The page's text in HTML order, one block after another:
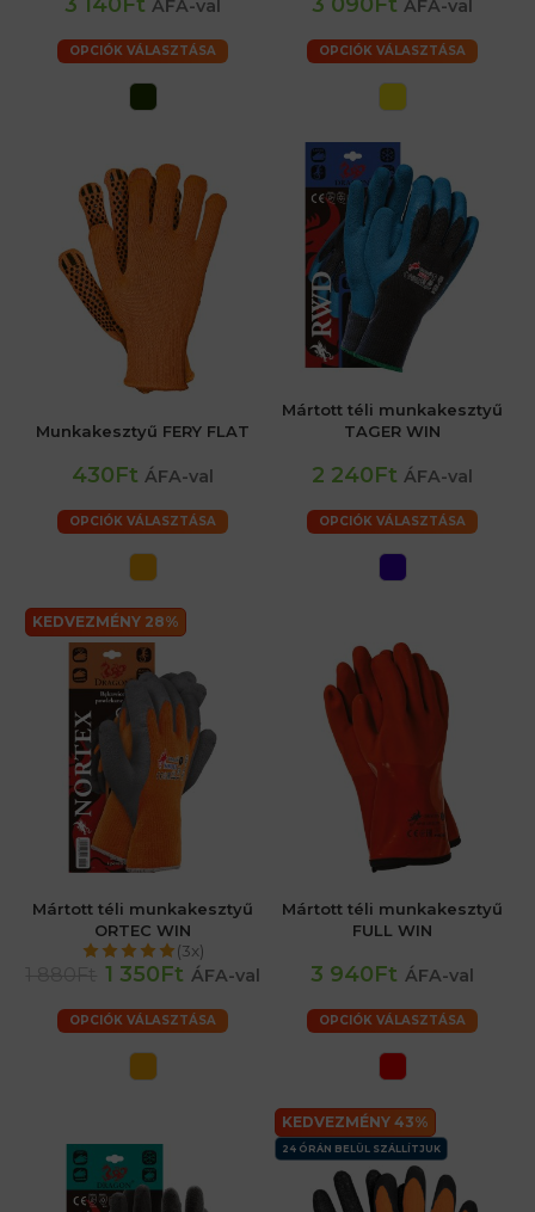
ÁFA-val
OPCIÓK VÁLASZTÁSA
ÁFA-val
OPCIÓK VÁLASZTÁSA
Munkakesztyű FERY FLAT
430Ft ÁFA-val
OPCIÓK VÁLASZTÁSA
Mártott téli munkakesztyű
TAGER WIN
2 240Ft ÁFA-val
OPCIÓK VÁLASZTÁSA
KEDVEZMÉNY 28%
Mártott téli munkakesztyű
ORTEC WIN
(3x)
1 350Ft ÁFA-val
OPCIÓK VÁLASZTÁSA
Mártott téli munkakesztyű
FULL WIN
3 940Ft ÁFA-val
OPCIÓK VÁLASZTÁSA
KEDVEZMÉNY 43%
24 ÓRÁN BELÜL SZÁLLÍTJUK